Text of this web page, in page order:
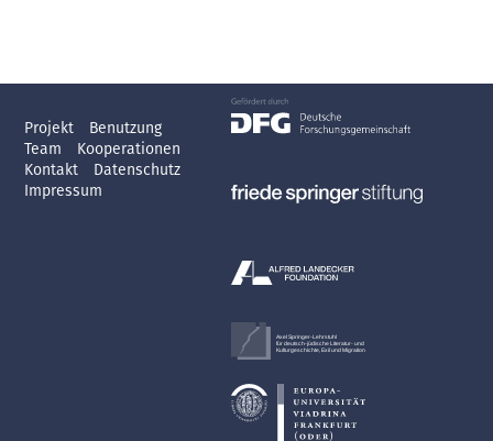
Projekt
Benutzung
Team
Kooperationen
Kontakt
Datenschutz
Impressum
Axel Springer-Lehrstuhl
für deutsch-jüdische Literatur- und
Kulturgeschichte, Exil und Migration